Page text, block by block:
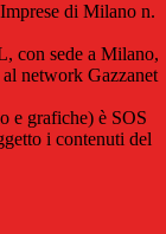
di Milano n.
con sede a Milano,
network Gazzanet
e grafiche) è SOS
i contenuti del